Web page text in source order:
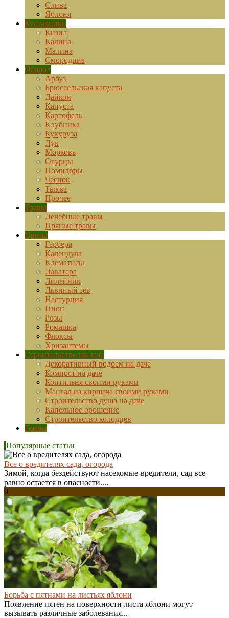
Слива
Яблоня
Кустарники
Кизил
Калина
Малина
Смородина
Огород
Арбуз
Брюссельская капуста
Дайкон
Капуста
Картофель
Клубника
Кукуруза
Лук
Морковь
Огурцы
Помидоры
Чеснок
Тыква
Прочее
Травы
Лечебные травы
Пряные травы
Цветы
Гербера
Календула
Клематисы
Лаватера
Лилейник
Львиный зев
Настурция
Пион
Розы
Ромашка
Флоксы
Хризантемы
Строительство на даче
Декоративный водоем на даче
Компост на даче
Коптильня своими руками
Мангал из кирпича своими руками
Строительство душа на даче
Капельное орошение
Строительство колодцев
Грибы
Популярные статьи
Все о вредителях сада, огорода
Зимой, когда бездействуют насекомые-вредители, сад все
равно остается в опасности....
0
Борьба с пятнами на листьях яблони
Появление пятен на поверхности листа яблони могут
вызывать различные заболевания...